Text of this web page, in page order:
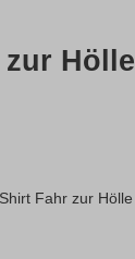
Hölle